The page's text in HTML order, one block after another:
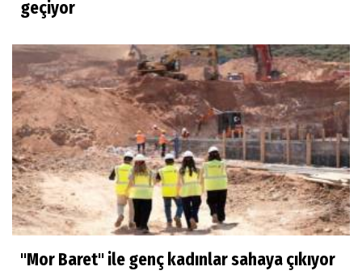
geçiyor
"Mor Baret" ile genç kadınlar sahaya çıkıyor